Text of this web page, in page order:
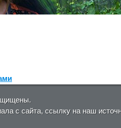
с сайта, ссылку на наш